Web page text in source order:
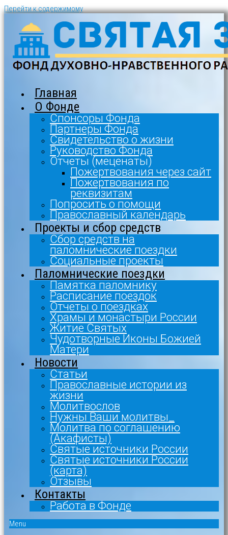
Перейти к содержимому
Главная
О Фонде
Спонсоры Фонда
Партнеры Фонда
Свидетельство о жизни
Руководство Фонда
Отчеты (меценаты)
Пожертвования через сайт
Пожертвования по
реквизитам
Попросить о помощи
Православный календарь
Проекты и сбор средств
Сбор средств на
паломнические поездки
Социальные проекты
Паломнические поездки
Памятка паломнику
Расписание поездок
Отчеты о поездках
Храмы и монастыри России
Житие Святых
Чудотворные Иконы Божией
Матери
Новости
Статьи
Православные истории из
жизни
Молитвослов
Нужны Ваши молитвы_
Молитва по соглашению
(Акафисты)
Святые источники России
Святые источники России
(карта)
Отзывы
Контакты
Работа в Фонде
Menu